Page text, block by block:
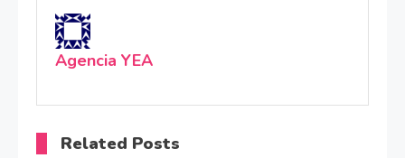
Agencia YEA
Related Posts